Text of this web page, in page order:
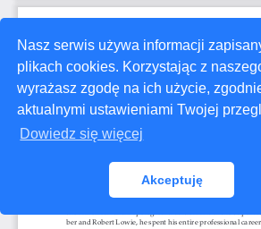
Nasz serwis używa informacji
plikach cookies. Korzystając z
wyrażasz zgodę na ich użycie,
aktualnymi ustawieniami Twojej
Dowiedz się więcej
Akceptuję